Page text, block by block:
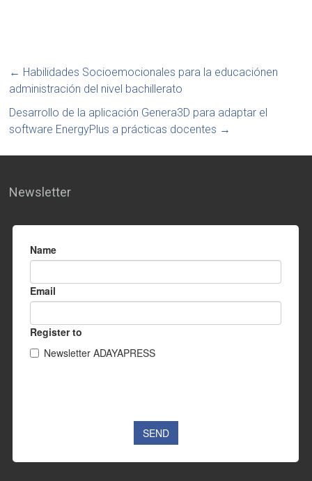
← Habilidades Socioemocionales para la educaciónen
administración del nivel bachillerato
Desarrollo de la aplicación Genera3D para adaptar el
software EnergyPlus a prácticas docentes →
Newsletter